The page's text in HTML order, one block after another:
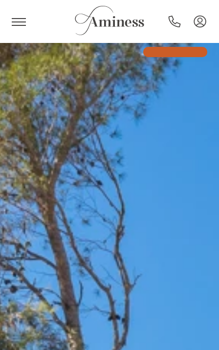
HR
Hoteli i resorti
Kampovi
Posebne ponude
Destinacije
Interesi
Brandovi
Ami Loyalty program
Blogovi